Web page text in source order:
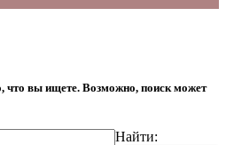
что вы ищете. Возможно, поиск может
Найти: